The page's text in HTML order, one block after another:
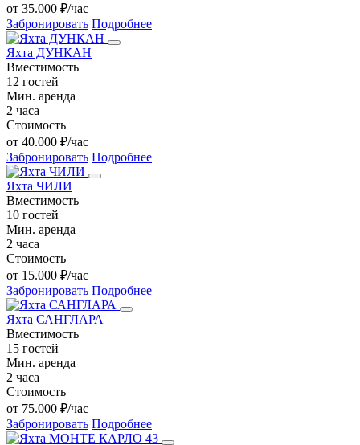
от 35.000 ₽/час
Забронировать Подробнее
Яхта ДУНКАН
Вместимость
12 гостей
Мин. аренда
2 часа
Стоимость
от 40.000 ₽/час
Забронировать Подробнее
Яхта ЧИЛИ
Вместимость
10 гостей
Мин. аренда
2 часа
Стоимость
от 15.000 ₽/час
Забронировать Подробнее
Яхта САНГЛАРА
Вместимость
15 гостей
Мин. аренда
2 часа
Стоимость
от 75.000 ₽/час
Забронировать Подробнее